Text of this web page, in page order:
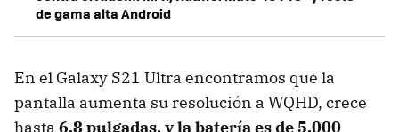
de gama alta Android
En el Galaxy S21 Ultra encontramos que la
pantalla aumenta su resolución a WQHD, crece
hasta 6,8 pulgadas, y la batería es de 5.000